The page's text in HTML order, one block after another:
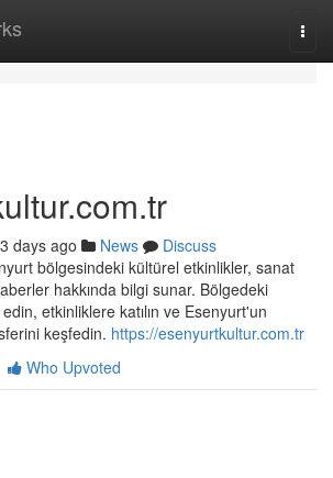
days ago News
Discuss
bölgesindeki kültürel etkinlikler, sanat
hakkında bilgi sunar. Bölgedeki
etkinliklere katılın ve Esenyurt'un
keşfedin. https://esenyurtkultur.com.tr
Who Upvoted